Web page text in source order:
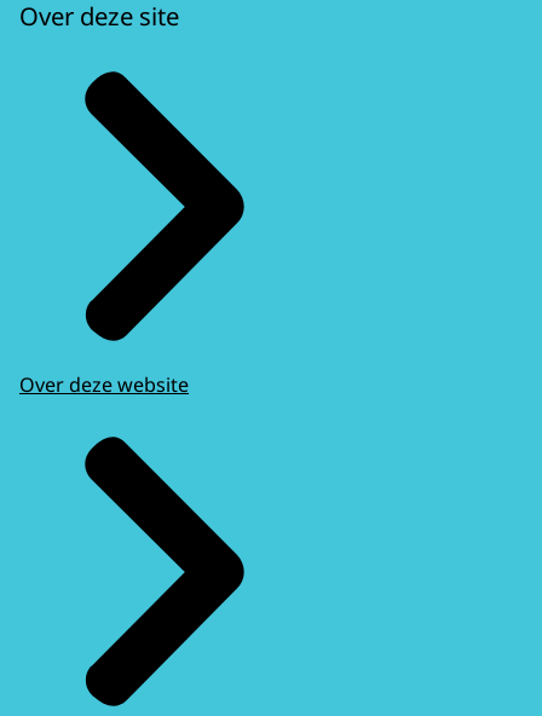
Over deze site
Over deze website